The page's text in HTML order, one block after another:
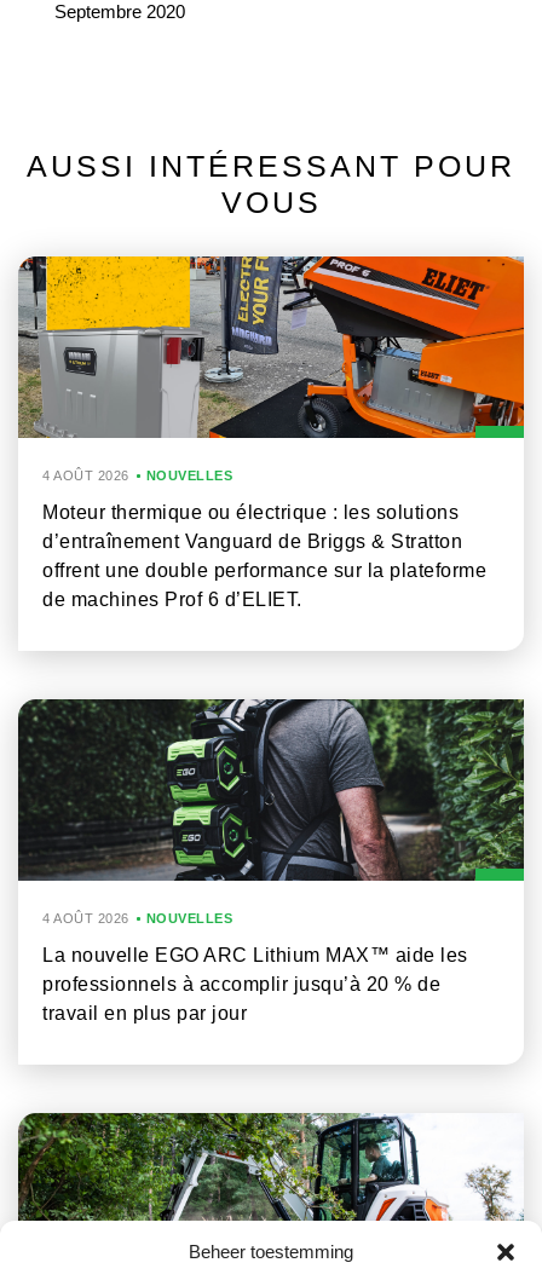
Beheer toestemming
Septembre 2020
AUSSI INTÉRESSANT POUR
VOUS
4 AOÛT 2026 NOUVELLES
Moteur thermique ou électrique : les solutions
d’entraînement Vanguard de Briggs & Stratton
offrent une double performance sur la plateforme
de machines Prof 6 d’ELIET.
4 AOÛT 2026 NOUVELLES
La nouvelle EGO ARC Lithium MAX™ aide les
professionnels à accomplir jusqu’à 20 % de
travail en plus par jour